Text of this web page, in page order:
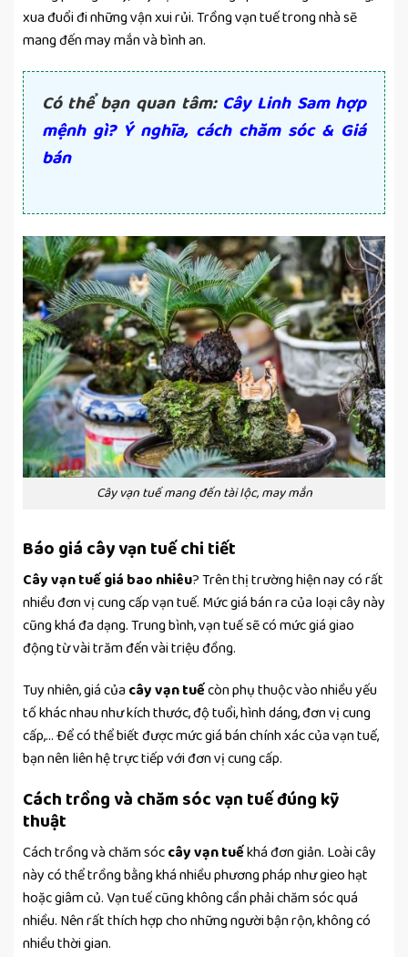
xua đuổi đi những vận xui rủi. Trồng vạn tuế trong nhà sẽ
mang đến may mắn và bình an.
Có thể bạn quan tâm: Cây Linh Sam hợp
mệnh gì? Ý nghĩa, cách chăm sóc & Giá
bán
Cây vạn tuế mang đến tài lộc, may mắn
Báo giá cây vạn tuế chi tiết
Cây vạn tuế giá bao nhiêu? Trên thị trường hiện nay có rất
nhiều đơn vị cung cấp vạn tuế. Mức giá bán ra của loại cây này
cũng khá đa dạng. Trung bình, vạn tuế sẽ có mức giá giao
động từ vài trăm đến vài triệu đồng.
Tuy nhiên, giá của cây vạn tuếcòn phụ thuộc vào nhiều yếu
tố khác nhau như kích thước, độ tuổi, hình dáng, đơn vị cung
cấp,… Để có thể biết được mức giá bán chính xác của vạn tuế,
bạn nên liên hệ trực tiếp với đơn vị cung cấp.
Cách trồng và chăm sóc vạn tuế đúng kỹ
thuật
Cách trồng và chăm sóccây vạn tuếkhá đơn giản. Loài cây
này có thể trồng bằng khá nhiều phương pháp như gieo hạt
hoặc giâm củ. Vạn tuế cũng không cần phải chăm sóc quá
nhiều. Nên rất thích hợp cho những người bận rộn, không có
nhiều thời gian.